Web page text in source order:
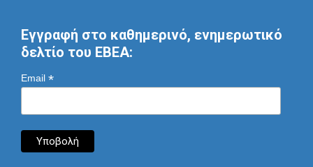
Εγγραφή στο καθημερινό, ενημερωτικό
δελτίο του ΕΒΕΑ:
Email *